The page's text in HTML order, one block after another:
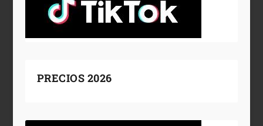
PRECIOS 2026